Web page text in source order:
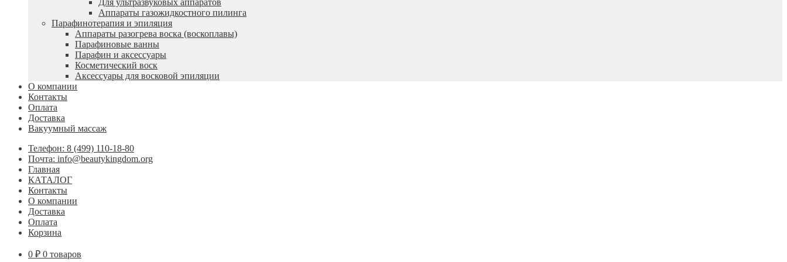
Для ультразвуковых аппаратов
Аппараты газожидкостного пилинга
Парафинотерапия и эпиляция
Аппараты разогрева воска (воскоплавы)
Парафиновые ванны
Парафин и аксессуары
Косметический воск
Аксессуары для восковой эпиляции
О компании
Контакты
Оплата
Доставка
Вакуумный массаж
Телефон: 8 (499) 110-18-80
Почта: info@beautykingdom.org
Главная
КАТАЛОГ
Контакты
О компании
Доставка
Оплата
Корзина
0 ₽ 0 товаров